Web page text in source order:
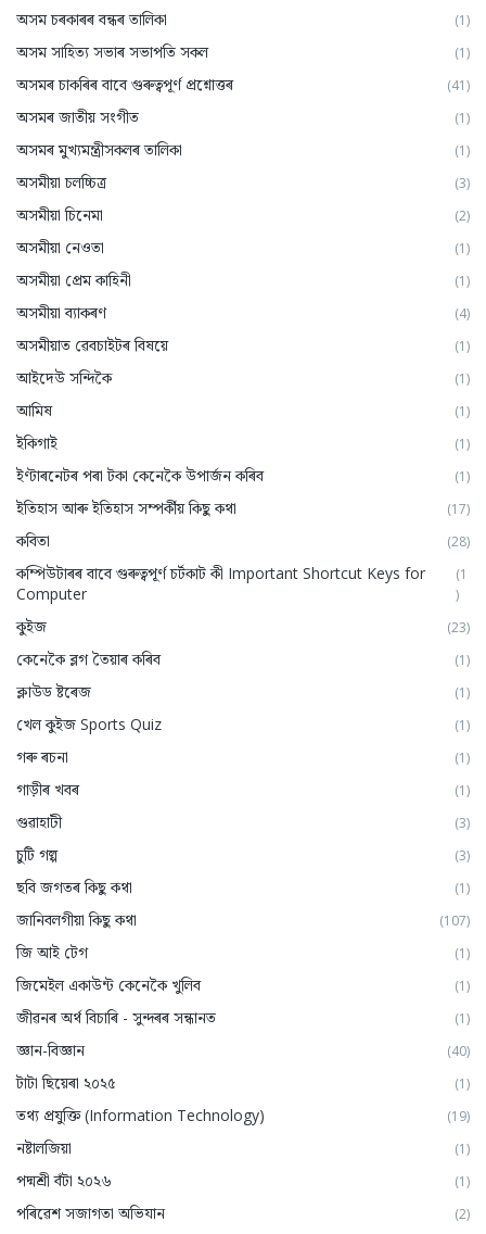
অসম চৰকাৰৰ বন্ধৰ তালিকা (1)
অসম সাহিত্য সভাৰ সভাপতি সকল (1)
অসমৰ চাকৰিৰ বাবে গুৰুত্বপূৰ্ণ প্ৰশ্নোত্তৰ (41)
অসমৰ জাতীয় সংগীত (1)
অসমৰ মুখ্যমন্ত্ৰীসকলৰ তালিকা (1)
অসমীয়া চলচ্চিত্ৰ (3)
অসমীয়া চিনেমা (2)
অসমীয়া নেওতা (1)
অসমীয়া প্রেম কাহিনী (1)
অসমীয়া ব্যাকৰণ (4)
অসমীয়াত ৱেবচাইটৰ বিষয়ে (1)
আইদেউ সন্দিকৈ (1)
আমিষ (1)
ইকিগাই (1)
ইণ্টাৰনেটৰ পৰা টকা কেনেকৈ উপাৰ্জন কৰিব (1)
ইতিহাস আৰু ইতিহাস সম্পৰ্কীয় কিছু কথা (17)
কবিতা (28)
কম্পিউটাৰৰ বাবে গুৰুত্বপূৰ্ণ চৰ্টকাট কী Important Shortcut Keys for
Computer
(1
)
কুইজ (23)
কেনেকৈ ব্লগ তৈয়াৰ কৰিব (1)
ক্লাউড ষ্টৰেজ (1)
খেল কুইজ Sports Quiz (1)
গৰু ৰচনা (1)
গাড়ীৰ খবৰ (1)
গুৱাহাটী (3)
চুটি গল্প (3)
ছবি জগতৰ কিছু কথা (1)
জানিবলগীয়া কিছু কথা (107)
জি আই টেগ (1)
জিমেইল একাউন্ট কেনেকৈ খুলিব (1)
জীৱনৰ অৰ্থ বিচাৰি - সুন্দৰৰ সন্ধানত (1)
জ্ঞান-বিজ্ঞান (40)
টাটা ছিয়েৰা ২০২৫ (1)
তথ্য প্ৰযুক্তি (Information Technology) (19)
নষ্টালজিয়া (1)
পদ্মশ্ৰী বঁটা ২০২৬ (1)
পৰিৱেশ সজাগতা অভিযান (2)